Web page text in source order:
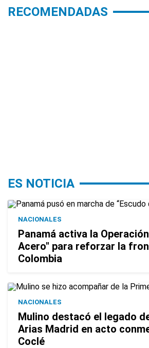
RECOMENDADAS
ES NOTICIA
NACIONALES
Panamá activa la
Acero" para reforzar la
Colombia
NACIONALES
Mulino destacó el legado
Arias Madrid en acto
Coclé